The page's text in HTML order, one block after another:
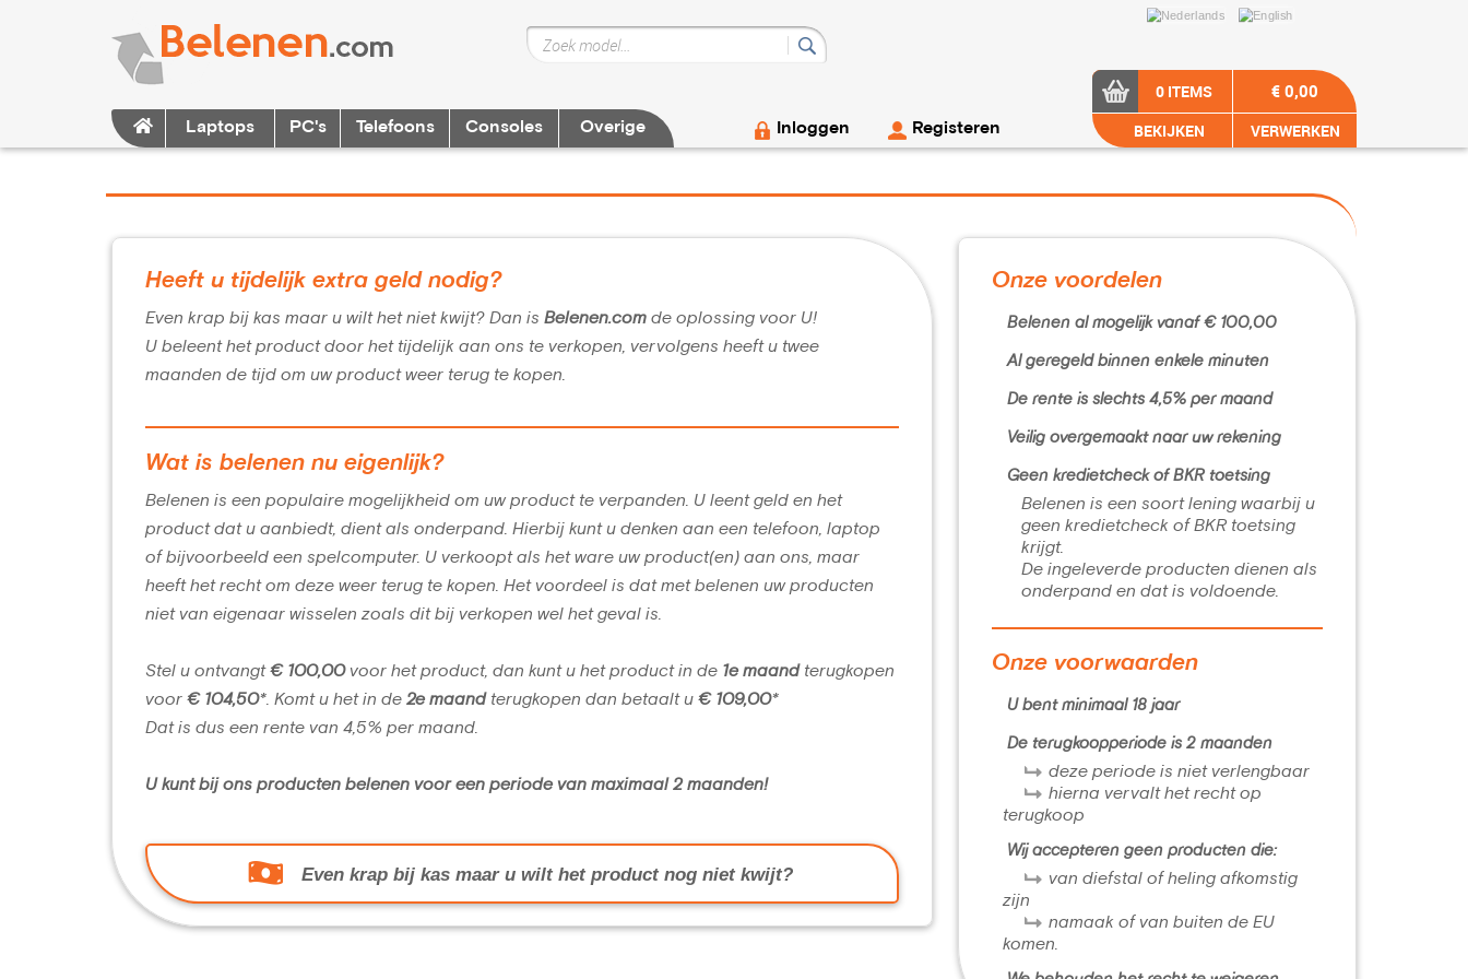
Laptops PC's Telefoons Consoles Overige Inloggen Registeren
0 ITEMS
BEKIJKEN
€ 0,00
VERWERKEN
Heeft u tijdelijk extra geld nodig?
Even krap bij kas maar u wilt het niet kwijt? Dan is Belenen.com de oplossing voor U!
U beleent het product door het tijdelijk aan ons te verkopen, vervolgens heeft u twee
maanden de tijd om uw product weer terug te kopen.
Wat is belenen nu eigenlijk?
Belenen is een populaire mogelijkheid om uw product te verpanden. U leent geld en het
product dat u aanbiedt, dient als onderpand. Hierbij kunt u denken aan een telefoon, laptop
of bijvoorbeeld een spelcomputer. U verkoopt als het ware uw product(en) aan ons, maar
heeft het recht om deze weer terug te kopen. Het voordeel is dat met belenen uw producten
niet van eigenaar wisselen zoals dit bij verkopen wel het geval is.
Stel u ontvangt € 100,00voor het product, dan kunt u het product in de 1e maand terugkopen
voor € 104,50*. Komt u het in de 2e maand terugkopen dan betaalt u € 109,00*
Dat is dus een rente van 4,5% per maand.
U kunt bij ons producten belenen voor een periode van maximaal 2 maanden!
Even krap bij kas maar u wilt het product nog niet kwijt?
Onze voordelen
Belenen al mogelijk vanaf € 100,00
Al geregeld binnen enkele minuten
De rente is slechts 4,5% per maand
Veilig overgemaakt naar uw rekening
Geen kredietcheck of BKR toetsing
Belenen is een soort lening waarbij u
geen kredietcheck of BKR toetsing
krijgt.
De ingeleverde producten dienen als
onderpand en dat is voldoende.
Onze voorwaarden
U bent minimaal 18 jaar
De terugkoopperiode is 2 maanden
deze periode is niet verlengbaar
hierna vervalt het recht op
terugkoop
Wij accepteren geen producten die:
van diefstal of heling afkomstig
zijn
namaak of van buiten de EU
komen.